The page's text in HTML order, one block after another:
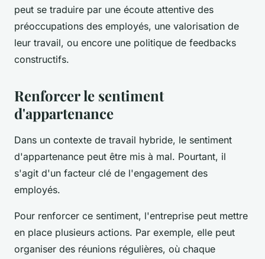
peut se traduire par une écoute attentive des
préoccupations des employés, une valorisation de
leur travail, ou encore une politique de feedbacks
constructifs.
Renforcer le sentiment
d'appartenance
Dans un contexte de travail hybride, le sentiment
d'appartenance peut être mis à mal. Pourtant, il
s'agit d'un facteur clé de l'engagement des
employés.
Pour renforcer ce sentiment, l'entreprise peut mettre
en place plusieurs actions. Par exemple, elle peut
organiser des réunions régulières, où chaque